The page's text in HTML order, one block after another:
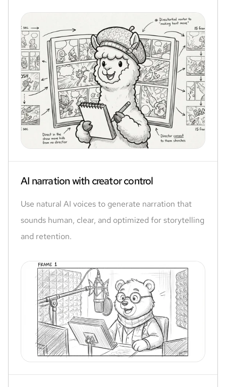
AI narration with creator control
Use natural AI voices to generate narration that
sounds human, clear, and optimized for storytelling
and retention.